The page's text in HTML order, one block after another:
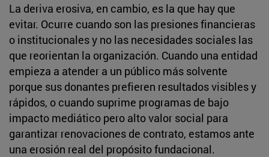
La deriva erosiva, en cambio, es la que hay que
evitar. Ocurre cuando son las presiones financieras
o institucionales y no las necesidades sociales las
que reorientan la organización. Cuando una entidad
empieza a atender a un público más solvente
porque sus donantes prefieren resultados visibles y
rápidos, o cuando suprime programas de bajo
impacto mediático pero alto valor social para
garantizar renovaciones de contrato, estamos ante
una erosión real del propósito fundacional.